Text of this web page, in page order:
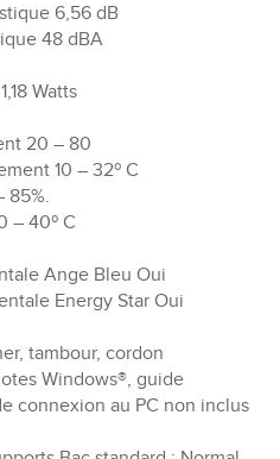
6,56 dB
48 dBA
Watts
20 – 80
10 – 32º C
85%.
– 40º C
Ange Bleu Oui
Energy Star Oui
tambour, cordon
Windows®, guide
connexion au PC non inclus